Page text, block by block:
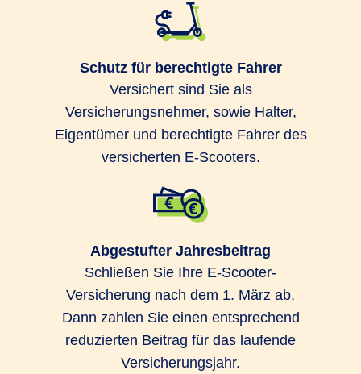
Schutz für berechtigte Fahrer
Versichert sind Sie als
Versicherungsnehmer, sowie Halter,
Eigentümer und berechtigte Fahrer des
versicherten E-Scooters.
Abgestufter Jahresbeitrag
Schließen Sie Ihre E-Scooter-
Versicherung nach dem 1. März ab.
Dann zahlen Sie einen entsprechend
reduzierten Beitrag für das laufende
Versicherungsjahr.